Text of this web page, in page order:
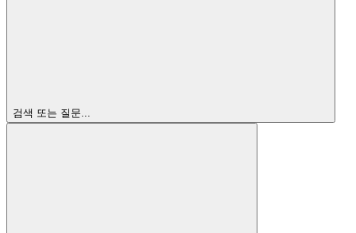
검색 또는 질문...